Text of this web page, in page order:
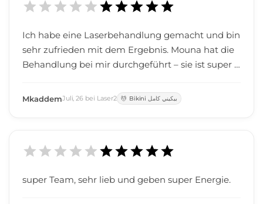
Ich habe eine Laserbehandlung gemacht und bin
sehr zufrieden mit dem Ergebnis. Mouna hat die
Behandlung bei mir durchgeführt – sie ist super n
Ein großes Dankeschön an Mouna, an Asala und a
n das ganze Team für den tollen Service und die h
MkaddemJuli,26 bei Laser2 Bikini بيكيني كامل
super Team, sehr lieb und geben super Energie.